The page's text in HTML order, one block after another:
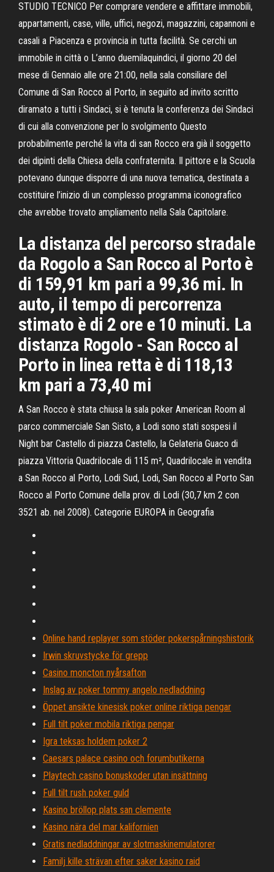
STUDIO TECNICO Per comprare vendere e affittare immobili,
appartamenti, case, ville, uffici, negozi, magazzini, capannoni e
casali a Piacenza e provincia in tutta facilità. Se cerchi un
immobile in città o L’anno duemilaquindici, il giorno 20 del
mese di Gennaio alle ore 21:00, nella sala consiliare del
Comune di San Rocco al Porto, in seguito ad invito scritto
diramato a tutti i Sindaci, si è tenuta la conferenza dei Sindaci
di cui alla convenzione per lo svolgimento Questo
probabilmente perché la vita di san Rocco era già il soggetto
dei dipinti della Chiesa della confraternita. Il pittore e la Scuola
potevano dunque disporre di una nuova tematica, destinata a
costituire l’inizio di un complesso programma iconografico
che avrebbe trovato ampliamento nella Sala Capitolare.
La distanza del percorso stradale
da Rogolo a San Rocco al Porto è
di 159,91 km pari a 99,36 mi. In
auto, il tempo di percorrenza
stimato è di 2 ore e 10 minuti. La
distanza Rogolo - San Rocco al
Porto in linea retta è di 118,13
km pari a 73,40 mi
A San Rocco è stata chiusa la sala poker American Room al
parco commerciale San Sisto, a Lodi sono stati sospesi il
Night bar Castello di piazza Castello, la Gelateria Guaco di
piazza Vittoria Quadrilocale di 115 m², Quadrilocale in vendita
a San Rocco al Porto, Lodi Sud, Lodi, San Rocco al Porto San
Rocco al Porto Comune della prov. di Lodi (30,7 km 2 con
3521 ab. nel 2008). Categorie EUROPA in Geografia
Online hand replayer som stöder pokerspårningshistorik
Irwin skruvstycke för grepp
Casino moncton nyårsafton
Inslag av poker tommy angelo nedladdning
Öppet ansikte kinesisk poker online riktiga pengar
Full tilt poker mobila riktiga pengar
Igra teksas holdem poker 2
Caesars palace casino och forumbutikerna
Playtech casino bonuskoder utan insättning
Full tilt rush poker guld
Kasino bröllop plats san clemente
Kasino nära del mar kalifornien
Gratis nedladdningar av slotmaskinemulatorer
Familj kille strävan efter saker kasino raid